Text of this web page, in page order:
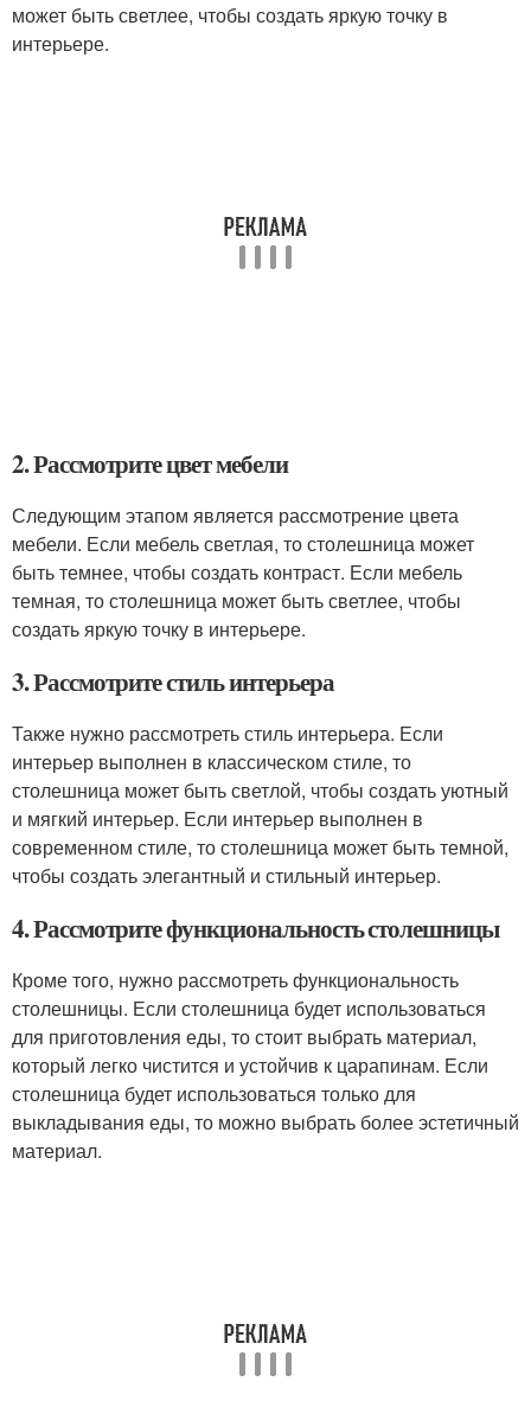
может быть светлее, чтобы создать яркую точку в
интерьере.
2. Рассмотрите цвет мебели
Следующим этапом является рассмотрение цвета
мебели. Если мебель светлая, то столешница может
быть темнее, чтобы создать контраст. Если мебель
темная, то столешница может быть светлее, чтобы
создать яркую точку в интерьере.
3. Рассмотрите стиль интерьера
Также нужно рассмотреть стиль интерьера. Если
интерьер выполнен в классическом стиле, то
столешница может быть светлой, чтобы создать уютный
и мягкий интерьер. Если интерьер выполнен в
современном стиле, то столешница может быть темной,
чтобы создать элегантный и стильный интерьер.
4. Рассмотрите функциональность столешницы
Кроме того, нужно рассмотреть функциональность
столешницы. Если столешница будет использоваться
для приготовления еды, то стоит выбрать материал,
который легко чистится и устойчив к царапинам. Если
столешница будет использоваться только для
выкладывания еды, то можно выбрать более эстетичный
материал.